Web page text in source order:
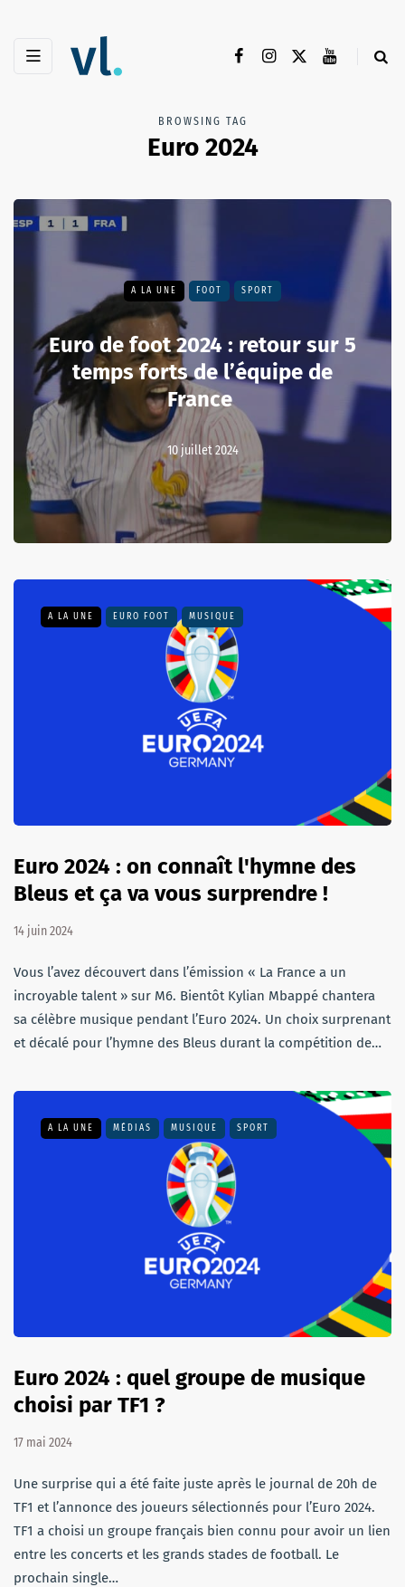
BROWSING TAG
Euro 2024
A LA UNE FOOT SPORT
Euro de foot 2024 : retour sur 5
temps forts de l’équipe de
France
10 juillet 2024
A LA UNE EURO FOOT MUSIQUE
Euro 2024 : on connaît l'hymne des
Bleus et ça va vous surprendre !
14 juin 2024
Vous l’avez découvert dans l’émission « La France a un
incroyable talent » sur M6. Bientôt Kylian Mbappé chantera
sa célèbre musique pendant l’Euro 2024. Un choix surprenant
et décalé pour l’hymne des Bleus durant la compétition de…
A LA UNE MÉDIAS MUSIQUE SPORT
Euro 2024 : quel groupe de musique
choisi par TF1 ?
17 mai 2024
Une surprise qui a été faite juste après le journal de 20h de
TF1 et l’annonce des joueurs sélectionnés pour l’Euro 2024.
TF1 a choisi un groupe français bien connu pour avoir un lien
entre les concerts et les grands stades de football. Le
prochain single…